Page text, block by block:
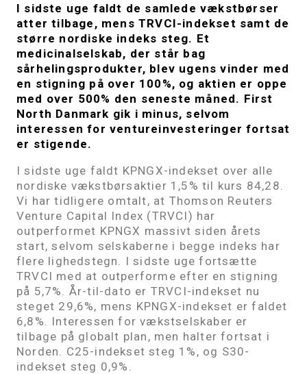
I sidste uge faldt de samlede vækstbørser
atter tilbage, mens TRVCI-indekset samt de
større nordiske indeks steg. Et
medicinalselskab, der står bag
sårhelingsprodukter, blev ugens vinder med
en stigning på over 100%, og aktien er oppe
med over 500% den seneste måned. First
North Danmark gik i minus, selvom
interessen for ventureinvesteringer fortsat
er stigende.
I sidste uge faldt KPNGX-indekset over alle
nordiske vækstbørsaktier 1,5% til kurs 84,28.
Vi har tidligere omtalt, at Thomson Reuters
Venture Capital Index (TRVCI) har
outperformet KPNGX massivt siden årets
start, selvom selskaberne i begge indeks har
flere lighedstegn. I sidste uge fortsætte
TRVCI med at outperforme efter en stigning
på 5,7%. År-til-dato er TRVCI-indekset nu
steget 29,6%, mens KPNGX-indekset er faldet
6,8%. Interessen for vækstselskaber er
tilbage på globalt plan, men halter fortsat i
Norden. C25-indekset steg 1%, og S30-
indekset steg 0,9%.